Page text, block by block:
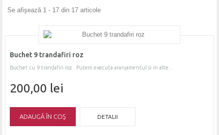
Se afişează 1 - 17 din 17 articole
Buchet 9 trandafiri roz
Buchet cu 9 trandafiri roz . Putem executa aranjamentul si in alte...
200,00 lei
ADAUGĂ ÎN COŞ DETALII